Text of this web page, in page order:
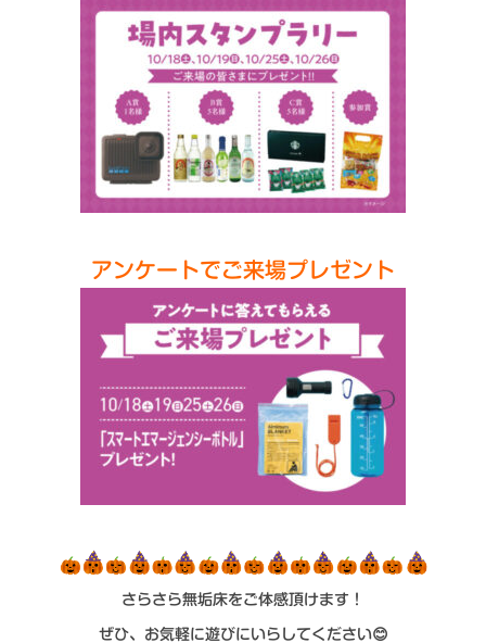
アンケートでご来場プレゼント
さらさら無垢床をご体感頂けます！
ぜひ、お気軽に遊びにいらしてください😊